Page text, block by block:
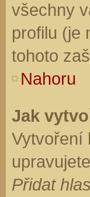
všechny
profilu (je
tohoto
Nahoru
Jak
Vytvoření
Přidat